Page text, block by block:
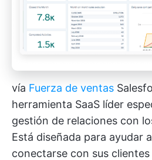
vía Fuerza de ventas
herramienta SaaS líder
gestión de relaciones con
Está diseñada para ayudar
conectarse con sus